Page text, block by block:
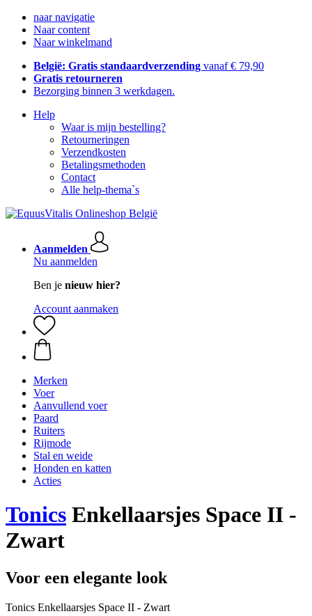
naar navigatie
Naar content
Naar winkelmand
België: Gratis standaardverzending vanaf € 79,90
Gratis retourneren
Bezorging binnen 3 werkdagen.
Help
Waar is mijn bestelling?
Retourneringen
Verzendkosten
Betalingsmethoden
Contact
Alle help-thema`s
Aanmelden
Nu aanmelden
Ben je nieuw hier?
Account aanmaken
Merken
Voer
Aanvullend voer
Paard
Ruiters
Rijmode
Stal en weide
Honden en katten
Acties
Tonics Enkellaarsjes Space II -
Zwart
Voor een elegante look
Tonics Enkellaarsjes Space II - Zwart